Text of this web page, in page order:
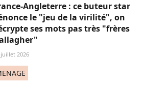
Angleterre : ce buteur star
le "jeu de la virilité", on
ses mots pas très "frères
juillet 2026